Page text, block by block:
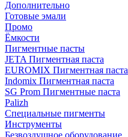
Дополнительно
Готовые эмали
Промо
Ёмкости
Пигментные пасты
JETA Пигментная паста
EUROMIX Пигментная паста
Indomix Пигментная паста
SG Prom Пигментные паста
Palizh
Специальные пигменты
Инструменты
Безвоздушное оборудование